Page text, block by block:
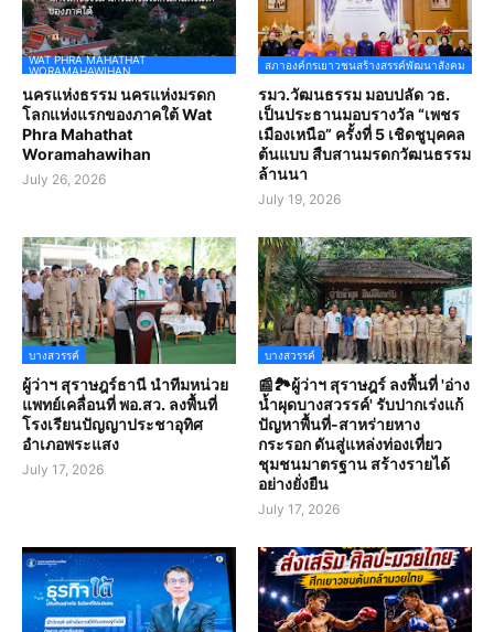
WAT PHRA MAHATHAT
WORAMAHAWIHAN
นครแห่งธรรม นครแห่งมรดก
โลกแห่งแรกของภาคใต้ Wat
Phra Mahathat
Woramahawihan
July 26, 2026
สภาองค์กรเยาวชนสร้างสรรค์พัฒนาสังคม
รมว.วัฒนธรรม มอบปลัด วธ.
เป็นประธานมอบรางวัล “เพชร
เมืองเหนือ” ครั้งที่ 5 เชิดชูบุคคล
ต้นแบบ สืบสานมรดกวัฒนธรรม
ล้านนา
July 19, 2026
บางสวรรค์
ผู้ว่าฯ สุราษฎร์ธานี นำทีมหน่วย
แพทย์เคลื่อนที่ พอ.สว. ลงพื้นที่
โรงเรียนปัญญาประชาอุทิศ
อำเภอพระแสง
July 17, 2026
บางสวรรค์
📰🏞️ผู้ว่าฯ สุราษฎร์ ลงพื้นที่ 'อ่าง
น้ำผุดบางสวรรค์' รับปากเร่งแก้
ปัญหาพื้นที่-สาหร่ายหาง
กระรอก ดันสู่แหล่งท่องเที่ยว
ชุมชนมาตรฐาน สร้างรายได้
อย่างยั่งยืน
July 17, 2026